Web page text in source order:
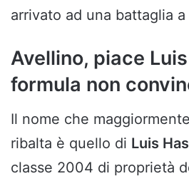
arrivato ad una battaglia a
Avellino, piace
formula non
Il nome che
ribalta è quello di Luis
classe 2004 di proprietà